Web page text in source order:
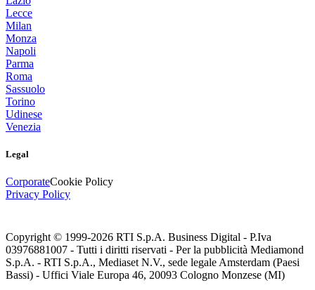
Lecce
Milan
Monza
Napoli
Parma
Roma
Sassuolo
Torino
Udinese
Venezia
Legal
CorporateCookie Policy
Privacy Policy
Copyright © 1999-2026 RTI S.p.A. Business Digital - P.Iva
03976881007 - Tutti i diritti riservati - Per la pubblicità Mediamond
S.p.A. - RTI S.p.A., Mediaset N.V., sede legale Amsterdam (Paesi
Bassi) - Uffici Viale Europa 46, 20093 Cologno Monzese (MI)